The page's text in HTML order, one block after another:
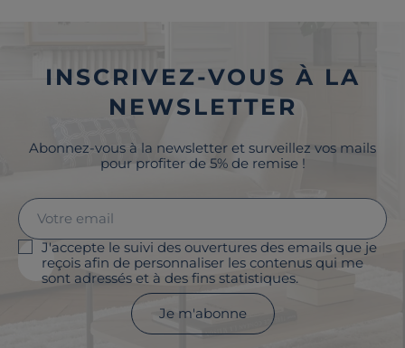
INSCRIVEZ-VOUS À LA
NEWSLETTER
Abonnez-vous à la newsletter et surveillez vos mails
pour profiter de 5% de remise !
J'accepte le suivi des ouvertures des emails que je
reçois afin de personnaliser les contenus qui me
sont adressés et à des fins statistiques.
Je m'abonne